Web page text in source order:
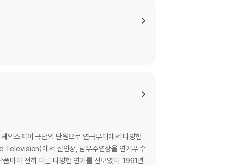
반품이 제한될 수 있습니다.
익스피어 극단의 단원으로 연극무대에서 다양한
Television)에서 신인상, 남우주연상을 연거푸 수